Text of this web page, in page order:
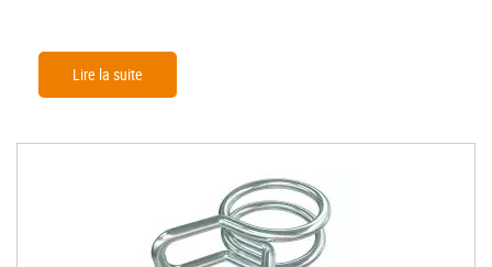
Lire la suite